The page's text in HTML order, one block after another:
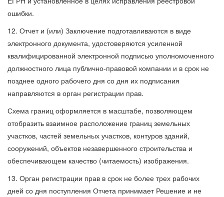
ошибки.
12. Отчет и (или) Заключение подготавливаются в виде
электронного документа, удостоверяются усиленной
квалифицированной электронной подписью уполномоченного
должностного лица публично-правовой компании и в срок не
позднее одного рабочего дня со дня их подписания
направляются в орган регистрации прав.
Схема границ оформляется в масштабе, позволяющем
отобразить взаимное расположение границ земельных
участков, частей земельных участков, контуров зданий,
сооружений, объектов незавершенного строительства и
обеспечивающем качество (читаемость) изображения.
13. Орган регистрации прав в срок не более трех рабочих
дней со дня поступления Отчета принимает Решение и не